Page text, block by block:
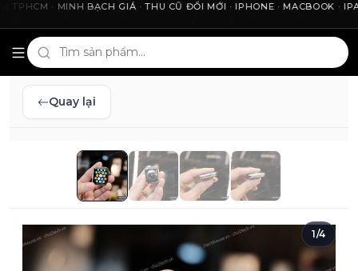
Cho2Tech và 2Techhouse — chợ công nghệ uy tín tại
· MINH BẠCH GIÁ · THU CŨ ĐỔI MỚI · IPHONE · MACBOOK · IPAD
Quay lại
1/4